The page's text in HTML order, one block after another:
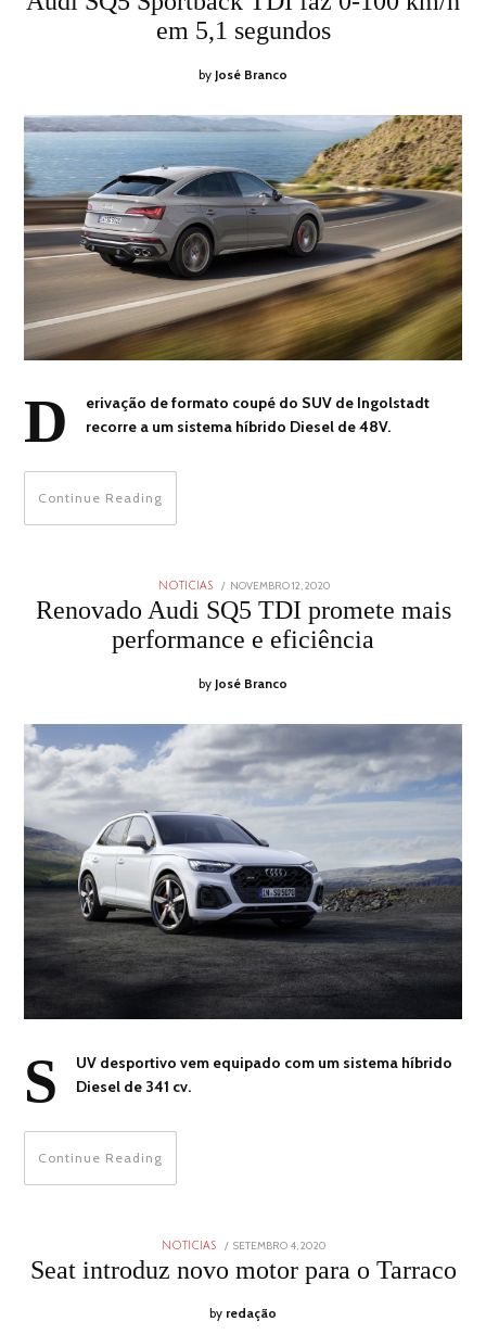
em 5,1 segundos
by José Branco
D
erivação de formato coupé do SUV de Ingolstadt
recorre a um sistema híbrido Diesel de 48V.
Continue Reading
NOTICIAS
POSTED
ON
NOVEMBRO 12, 2020
2020
Renovado Audi SQ5 TDI promete mais
performance e eficiência
by José Branco
S
UV desportivo vem equipado com um sistema híbrido
Diesel de 341 cv.
Continue Reading
NOTICIAS
POSTED
SETEMBRO 4, 2020
Seat introduz novo motor para o Tarraco
by redação